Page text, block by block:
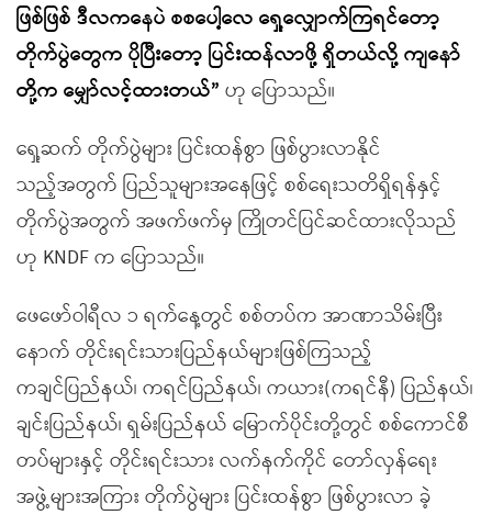
ဖြစ်ဖြစ် ဒီလကနေပဲ စစပေါ့လေ ရှေ့လျှောက်ကြရင်တော့
တိုက်ပွဲတွေက ပိုပြီးတော့ ပြင်းထန်လာဖို့ ရှိတယ်လို့ ကျနော်
တို့က မျှော်လင့်ထားတယ်” ဟု ပြောသည်။
ရှေ့ဆက် တိုက်ပွဲများ ပြင်းထန်စွာ ဖြစ်ပွားလာနိုင်
သည့်အတွက် ပြည်သူများအနေဖြင့် စစ်ရေးသတိရှိရန်နှင့်
တိုက်ပွဲအတွက် အဖက်ဖက်မှ ကြိုတင်ပြင်ဆင်ထားလိုသည်
ဟု KNDF က ပြောသည်။
ဖေဖော်ဝါရီလ ၁ ရက်နေ့တွင် စစ်တပ်က အာဏာသိမ်းပြီး
နောက် တိုင်းရင်းသားပြည်နယ်များဖြစ်ကြသည့်
ကချင်ပြည်နယ်၊ ကရင်ပြည်နယ်၊ ကယား(ကရင်နီ) ပြည်နယ်၊
ချင်းပြည်နယ်၊ ရှမ်းပြည်နယ် မြောက်ပိုင်းတို့တွင် စစ်ကောင်စီ
တပ်များနှင့် တိုင်းရင်းသား လက်နက်ကိုင် တော်လှန်ရေး
အဖွဲ့များအကြား တိုက်ပွဲများ ပြင်းထန်စွာ ဖြစ်ပွားလာ ခဲ့